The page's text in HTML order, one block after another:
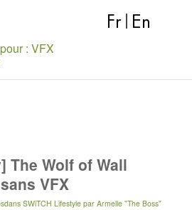
Fr En
: VFX
The Wolf of Wall
VFX
dans SWiTCH Lifestyle par Armelle "The Boss"